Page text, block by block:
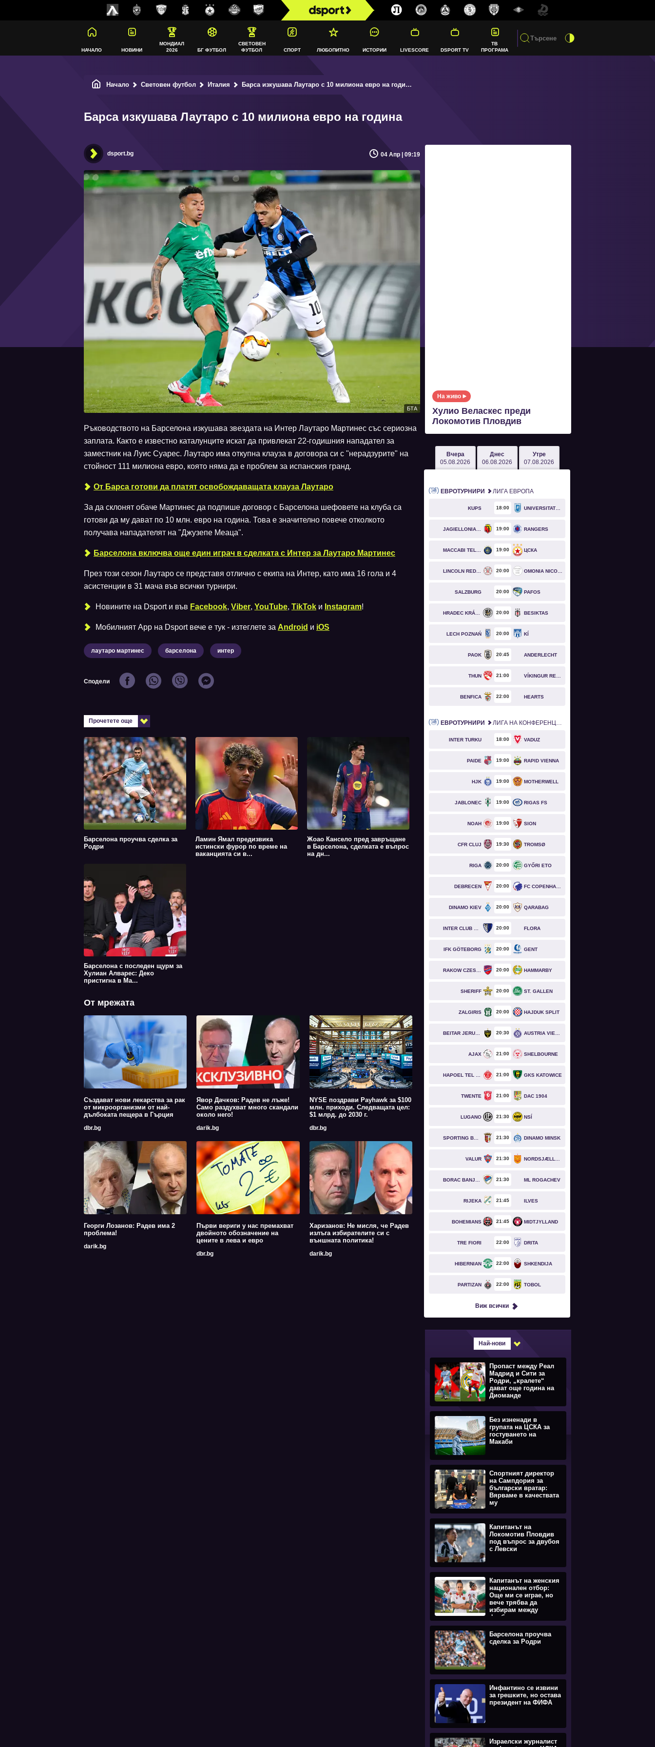
НАЧАЛО НОВИНИ
МОНДИАЛ
2026
БГ ФУТБОЛ
СВЕТОВЕН
ФУТБОЛ
СПОРТ ЛЮБОПИТНО ИСТОРИИ LIVESCORE DSPORT TV
ТВ
ПРОГРАМА
Начало Световен футбол Италия Барса изкушава Лаутаро с 10 милиона евро на година
Барса изкушава Лаутаро с 10 милиона евро на година
dsport.bg 04 Апр | 09:19
БТА
Ръководството на Барселона изкушава звездата на Интер Лаутаро Мартинес със сериозна
заплата. Както е известно каталунците искат да привлекат 22-годишния нападател за
заместник на Луис Суарес. Лаутаро има откупна клауза в договора си с "нерадзурите" на
стойност 111 милиона евро, която няма да е проблем за испанския гранд.
От Барса готови да платят освобождаващата клауза Лаутаро
За да склонят обаче Мартинес да подпише договор с Барселона шефовете на клуба са
готови да му дават по 10 млн. евро на година. Това е значително повече отколкото
получава нападателят на "Джузепе Меаца".
Барселона включва още един играч в сделката с Интер за Лаутаро Мартинес
През този сезон Лаутаро се представя отлично с екипа на Интер, като има 16 гола и 4
асистенции в 31 мача във всички турнири.
Новините на Dsport и във Facebook, Viber, YouTube, TikTok и Instagram!
Мобилният Аpp на Dsport вече е тук - изтеглете за Android и iOS
лаутаро мартинес барселона интер
Сподели
Прочетете още
Барселона проучва сделка за
Родри
Ламин Ямал предизвика
истински фурор по време на
ваканцията си в...
Жоао Кансело пред завръщане
в Барселона, сделката е въпрос
на дн...
Барселона с последен щурм за
Хулиан Алварес: Деко
пристигна в Ма...
От мрежата
Създават нови лекарства за рак
от микроорганизми от най-
дълбоката пещера в Гърция
dbr.bg
Явор Дачков: Радев не лъже!
Само раздухват много скандали
около него!
darik.bg
NYSE поздрави Payhawk за $100
млн. приходи. Следващата цел:
$1 млрд. до 2030 г.
dbr.bg
Георги Лозанов: Радев има 2
проблема!
darik.bg
Първи вериги у нас премахват
двойното обозначение на
цените в лева и евро
dbr.bg
Харизанов: Не мисля, че Радев
излъга избирателите си с
външната политика!
darik.bg
На живо
Хулио Веласкес преди
Локомотив Пловдив
Вчера
05.08.2026
Днес
06.08.2026
Утре
07.08.2026
ЕВРОТУРНИРИ ЛИГА ЕВРОПА
KUPS 18 00
19 00 RANGERS
19 00 ЦСКА
20 00
SALZBURG 20 00 PAFOS
20 00 BESIKTAS
LECH POZNAŃ 20 00 KÍ
PAOK 20 45 ANDERLECHT
THUN 21 00
BENFICA 22 00 HEARTS
ЕВРОТУРНИРИ ЛИГА НА КОНФЕРЕНЦИИТЕ
INTER TURKU 18 00 VADUZ
PAIDE 19 00 RAPID VIENNA
HJK 19 00 MOTHERWELL
JABLONEC 19 00 RIGAS FS
NOAH 19 00 SION
CFR CLUJ 19 30 TROMSØ
RIGA 20 00 GYŐRI ETO
DEBRECEN 20 00
DINAMO KIEV 20 00 QARABAG
20 00 FLORA
IFK GÖTEBORG 20 00 GENT
20 00 HAMMARBY
SHERIFF 20 00 ST. GALLEN
ZALGIRIS 20 00 HAJDUK SPLIT
20 30
AJAX 21 00 SHELBOURNE
21 00 GKS KATOWICE
TWENTE 21 00 DAC 1904
LUGANO 21 30 NSÍ
21 30 DINAMO MINSK
VALUR 21 30
21 30 ML ROGACHEV
RIJEKA 21 45 ILVES
BOHEMIANS 21 45 MIDTJYLLAND
TRE FIORI 22 00 DRITA
HIBERNIAN 22 00 SHKENDIJA
PARTIZAN 22 00 TOBOL
Виж всички
Най-нови
Пропаст между Реал
Мадрид и Сити за
Родри, „кралете“
дават още година на
Диоманде
Без изненади в
групата на ЦСКА за
гостуването на
Макаби
Спортният директор
на Сампдория за
български вратар:
Вярваме в качествата
му
Капитанът на
Локомотив Пловдив
под въпрос за двубоя
с Левски
Капитанът на женския
национален отбор:
Още ми се играе, но
вече трябва да
избирам между
футбола и
семейството (ВИДЕО)
Барселона проучва
сделка за Родри
Инфантино се извини
за грешките, но остава
президент на ФИФА
Израелски журналист